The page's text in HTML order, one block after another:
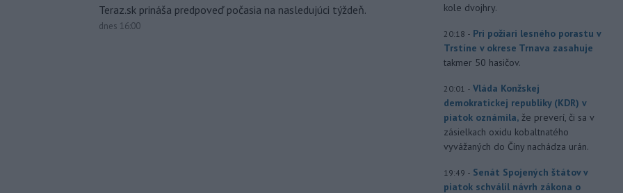
Teraz.sk prináša predpoveď počasia na nasledujúci týždeň.
dnes 16:00
kole dvojhry.
20:18 - Pri požiari lesného porastu v
Trstíne v okrese Trnava zasahuje
takmer 50 hasičov.
20:01 - Vláda Konžskej
demokratickej republiky (KDR) v
piatok oznámila, že preverí, či sa v
zásielkach oxidu kobaltnatého
vyvážaných do Číny nachádza urán.
19:49 - Senát Spojených štátov v
piatok schválil návrh zákona o